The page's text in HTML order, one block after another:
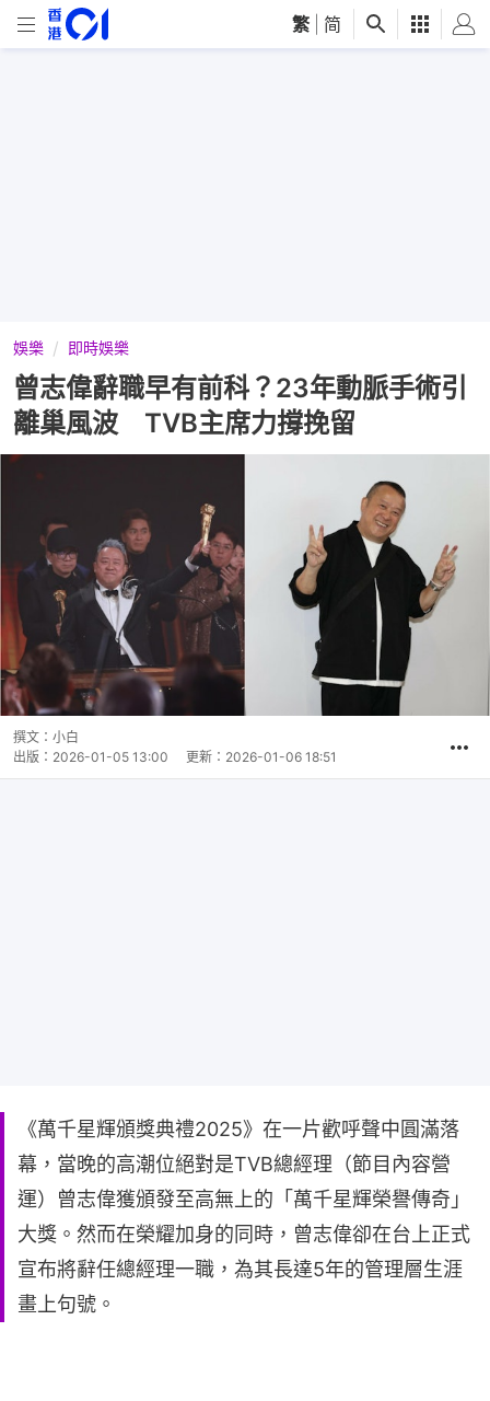
繁 简
娛樂 即時娛樂
曾志偉辭職早有前科？23年動脈手術引
離巢風波 TVB主席力撐挽留
撰文： 小白
出版： 2026-01-05 13:00 更新： 2026-01-06 18:51
《萬千星輝頒獎典禮2025》在一片歡呼聲中圓滿落
幕，當晚的高潮位絕對是TVB總經理（節目內容營
運）曾志偉獲頒發至高無上的「萬千星輝榮譽傳奇」
大獎。然而在榮耀加身的同時，曾志偉卻在台上正式
宣布將辭任總經理一職，為其長達5年的管理層生涯
畫上句號。